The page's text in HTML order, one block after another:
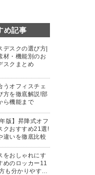
め記事
デスクの選び方|
材・機能別のお
スクまとめ
うオフィスチェ
方を徹底解説!部
ら機能まで
版】昇降式オフ
クおすすめ21選!
違いを徹底比較
をおしゃれにす
めのロッカー11
も分かりやすく